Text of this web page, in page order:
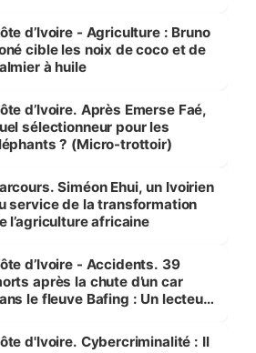
d’Ivoire - Agriculture : Bruno
cible les noix de coco et de
à huile
d’Ivoire. Après Emerse Faé,
sélectionneur pour les
? (Micro-trottoir)
Siméon Ehui, un Ivoirien
service de la transformation
l’agriculture africaine
d’Ivoire - Accidents. 39
après la chute d’un car
le fleuve Bafing : Un lecteur
Transports
d'Ivoire. Cybercriminalité : Il